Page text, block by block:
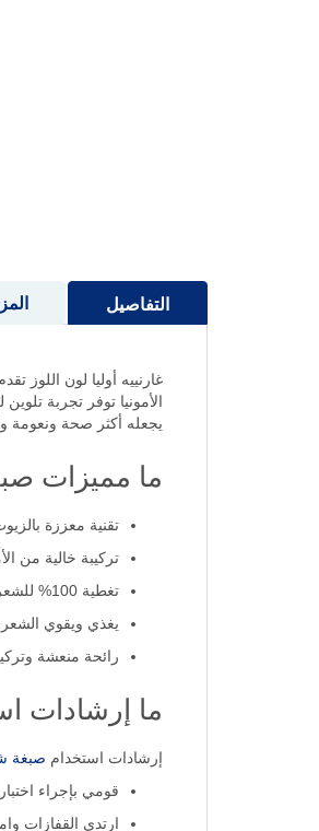
التفاصيل
غارنييه أوليا لون اللوز
الأمونيا توفر تجربة
يجعله أكثر صحة ونعومة
ما مميزات
تقنية معززة
تركيبة خالية من
تغطية 100% للشعر الأبيض مع مظهر لون اللوز طبيعي.
يغذي ويقوي
رائحة منعشة
ما إرشادات
إرشادات استخدام صبغة
قومي بإجراء اختبار حساسية
ارتدي القفازات